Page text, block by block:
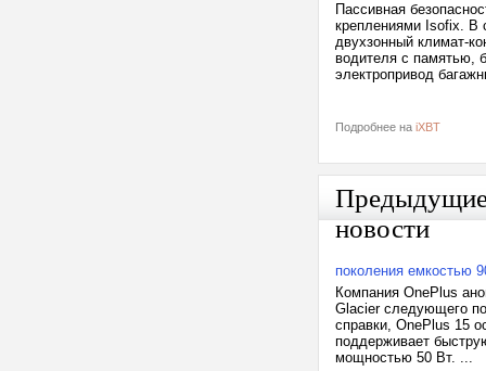
Пассивная
креплениями Isofix. В
двухзонный климат-
водителя с памятью,
электропривод
Подробнее на iXBT
новости
поколения емкостью
Компания OnePlus
Glacier следующего
справки, OnePlus 15
поддерживает
мощностью 50 Вт. ...